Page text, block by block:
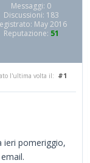
Messaggi: 0
Discussioni: 183
May 2016
Reputazione: 51
#1
l'ultima volta il:
ieri pomeriggio,